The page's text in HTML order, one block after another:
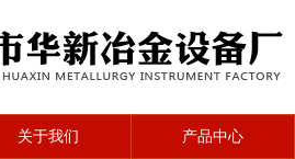
关于我们 产品中心